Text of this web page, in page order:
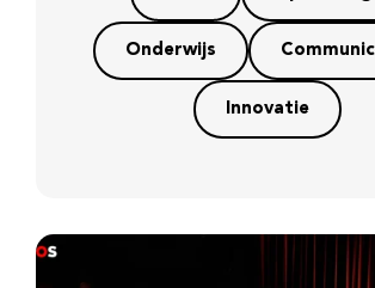
Onderwijs
Innovatie